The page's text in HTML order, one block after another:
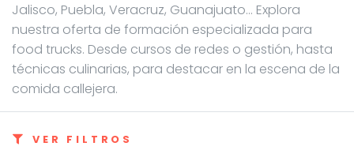
Jalisco, Puebla, Veracruz, Guanajuato… Explora
nuestra oferta de formación especializada para
food trucks. Desde cursos de redes o gestión, hasta
técnicas culinarias, para destacar en la escena de la
comida callejera.
VER FILTROS